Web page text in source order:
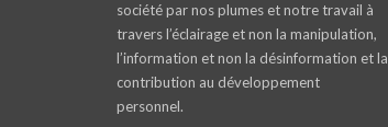
société par nos plumes et notre travail à
travers l’éclairage et non la manipulation,
l’information et non la désinformation et la
contribution au développement
personnel.